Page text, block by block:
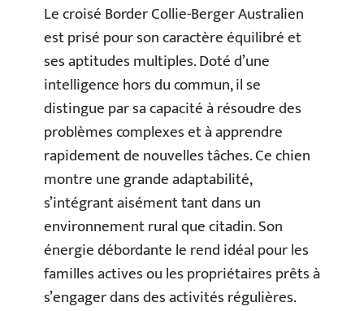
Le croisé Border Collie-Berger Australien
est prisé pour son caractère équilibré et
ses aptitudes multiples. Doté d’une
intelligence hors du commun, il se
distingue par sa capacité à résoudre des
problèmes complexes et à apprendre
rapidement de nouvelles tâches. Ce chien
montre une grande adaptabilité,
s’intégrant aisément tant dans un
environnement rural que citadin. Son
énergie débordante le rend idéal pour les
familles actives ou les propriétaires prêts à
s’engager dans des activités régulières.